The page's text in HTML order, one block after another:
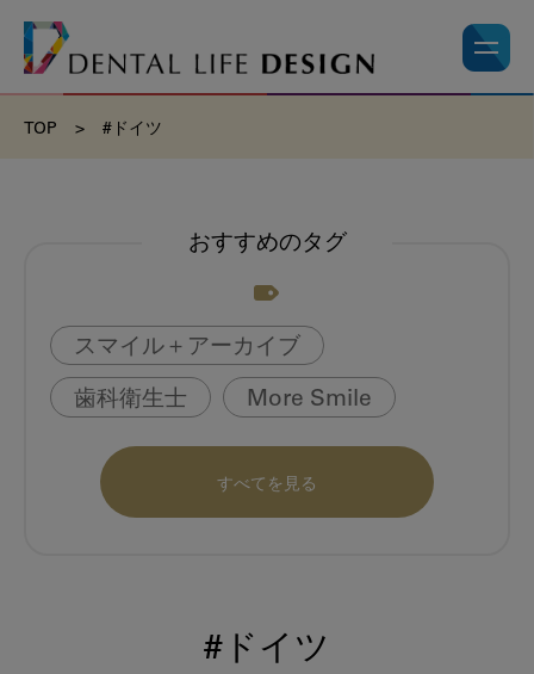
TOP > #ドイツ
おすすめのタグ
スマイル＋アーカイブ
歯科衛生士 More Smile
お悩み相談室 動画 書籍
book
海外歯科事情 咬合の変化
すべてを見る
#ドイツ